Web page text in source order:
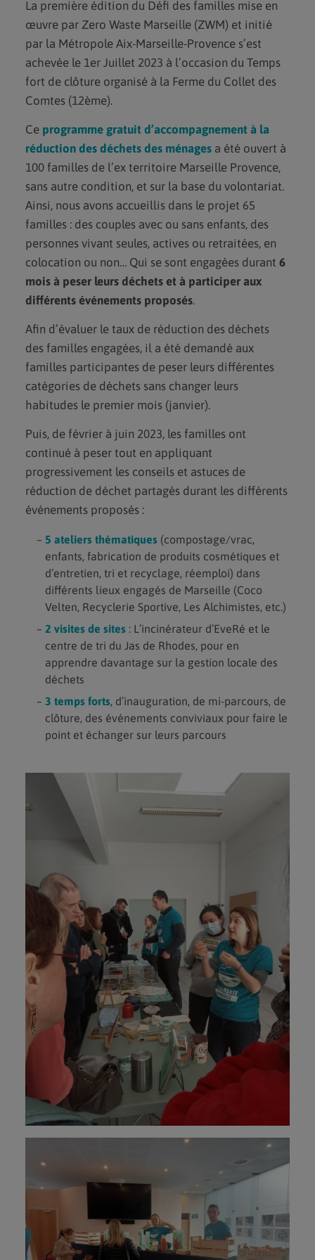
DEVENIR BÉNÉVOLE
DEVENIR VOLONTAIRE EN
SERVICE CIVIQUE
FAIRE UN DON
DEVENIR MÉCÈNE
BLOG
CONTACT
La première édition du Défi des familles mise en
œuvre par Zero Waste Marseille (ZWM) et initié
par la Métropole Aix-Marseille-Provence s’est
achevée le 1er Juillet 2023 à l’occasion du Temps
fort de clôture organisé à la Ferme du Collet des
Comtes (12ème).
Ce programme gratuit d’accompagnement à la
réduction des déchets des ménagesa été ouvert à
100 familles de l’ex territoire Marseille Provence,
sans autre condition, et sur la base du volontariat.
Ainsi, nous avons accueillis dans le projet 65
familles : des couples avec ou sans enfants, des
personnes vivant seules, actives ou retraitées, en
colocation ou non… Qui se sont engagées durant 6
mois à peser leurs déchets et à participer aux
différents événements proposés.
Afin d’évaluer le taux de réduction des déchets
des familles engagées, il a été demandé aux
familles participantes de peser leurs différentes
catégories de déchets sans changer leurs
habitudes le premier mois (janvier).
Puis, de février à juin 2023, les familles ont
continué à peser tout en appliquant
progressivement les conseils et astuces de
réduction de déchet partagés durant les différents
événements proposés :
5 ateliers thématiques(compostage/vrac,
enfants, fabrication de produits cosmétiques et
d’entretien, tri et recyclage, réemploi) dans
différents lieux engagés de Marseille (Coco
Velten, Recyclerie Sportive, Les Alchimistes, etc.)
2 visites de sites: L’incinérateur d’EveRé et le
centre de tri du Jas de Rhodes, pour en
apprendre davantage sur la gestion locale des
déchets
3 temps forts, d’inauguration, de mi-parcours, de
clôture, des événements conviviaux pour faire le
point et échanger sur leurs parcours